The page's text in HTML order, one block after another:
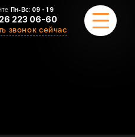
Пн-Вс: 09 - 19
223 06-60
звонок сейчас